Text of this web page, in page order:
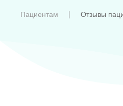
Пациентам Отзывы